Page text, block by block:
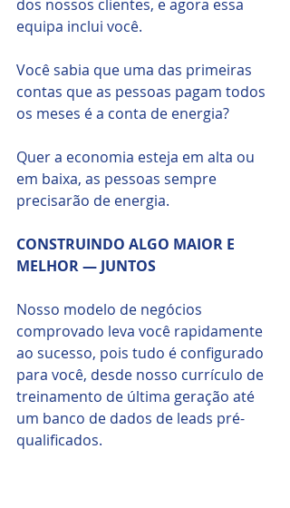
dos nossos clientes, e agora essa
equipa inclui você.
Você sabia que uma das primeiras
contas que as pessoas pagam todos
os meses é a conta de energia?
Quer a economia esteja em alta ou
em baixa, as pessoas sempre
precisarão de energia.
CONSTRUINDO ALGO MAIOR E
MELHOR — JUNTOS
Nosso modelo de negócios
comprovado leva você rapidamente
ao sucesso, pois tudo é configurado
para você, desde nosso currículo de
treinamento de última geração até
um banco de dados de leads pré-
qualificados.